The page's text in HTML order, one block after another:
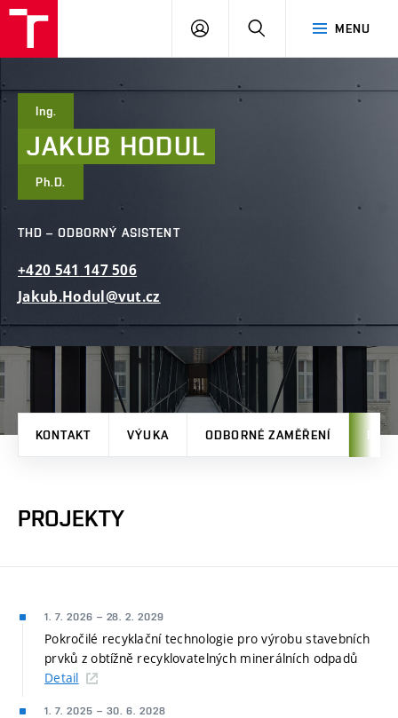
Brno
MENU
PŘIHLÁSIT
Ing.
JAKUB HODUL
Ph.D.
THD – ODBORNÝ ASISTENT
+420 541 147506
Jakub.Hodul@vut.cz
KONTAKT VÝUKA ODBORNÉ ZAMĚŘENÍ
PROJEKTY
1. 7. 2026 – 28. 2. 2029
Pokročilé recyklační technologie pro výrobu stavebních
prvků z obtížně recyklovatelných minerálních odpadů
Detail
1. 7. 2025 – 30. 6. 2028